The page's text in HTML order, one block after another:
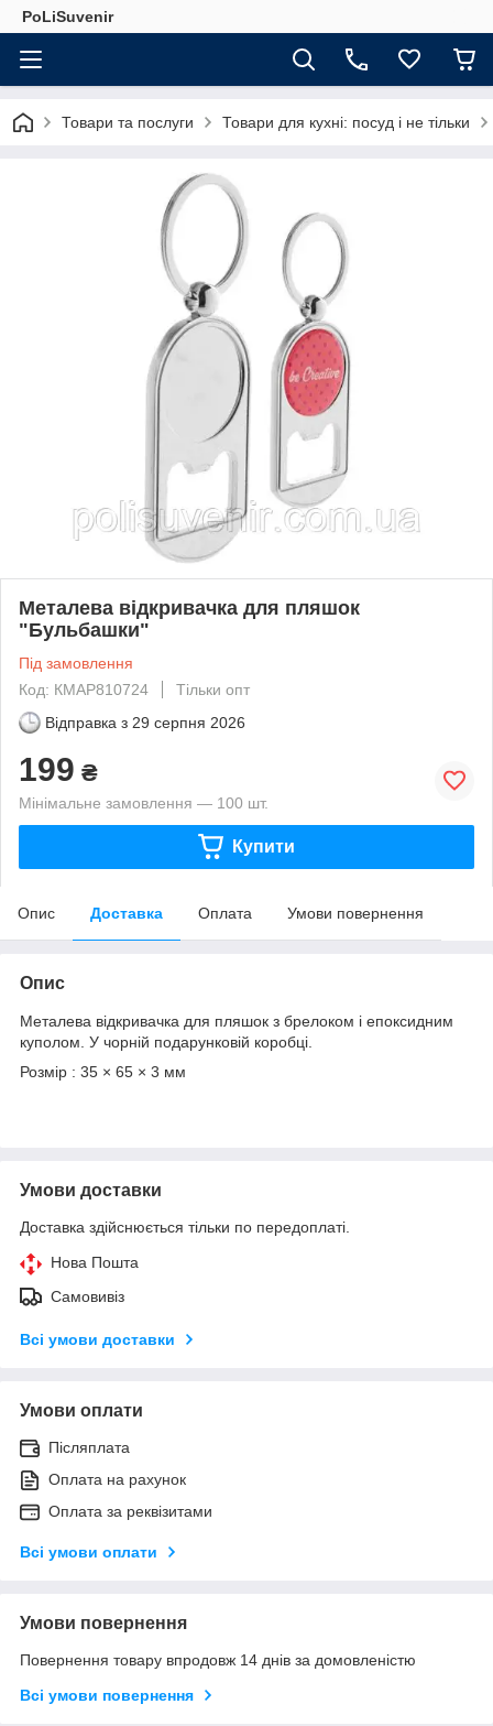
PoLiSuvenir
Товари та послуги Товари для кухні: посуд і не тільки
Металева відкривачка для пляшок
"Бульбашки"
Під замовлення
Код: КМAP810724
Тільки опт
Відправка з 29 серпня 2026
199 ₴
Мінімальне замовлення — 100 шт.
Купити
Опис Доставка Оплата Умови повернення
Опис
Металева відкривачка для пляшок з брелоком і епоксидним
куполом. У чорній подарунковій коробці.
Розмір : 35 × 65 × 3 мм
Умови доставки
Доставка здійснюється тільки по передоплаті.
Нова Пошта
Самовивіз
Всі умови доставки
Умови оплати
Післяплата
Оплата на рахунок
Оплата за реквізитами
Всі умови оплати
Умови повернення
Повернення товару впродовж 14 днів за домовленістю
Всі умови повернення